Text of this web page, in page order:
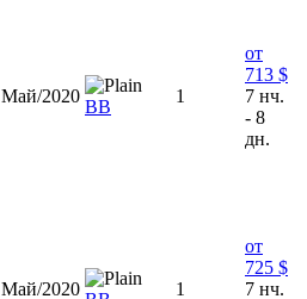
Май/2020
ВВ
1
от
713 $
7 нч.
- 8
дн.
Май/2020 1
от
725 $
7 нч.